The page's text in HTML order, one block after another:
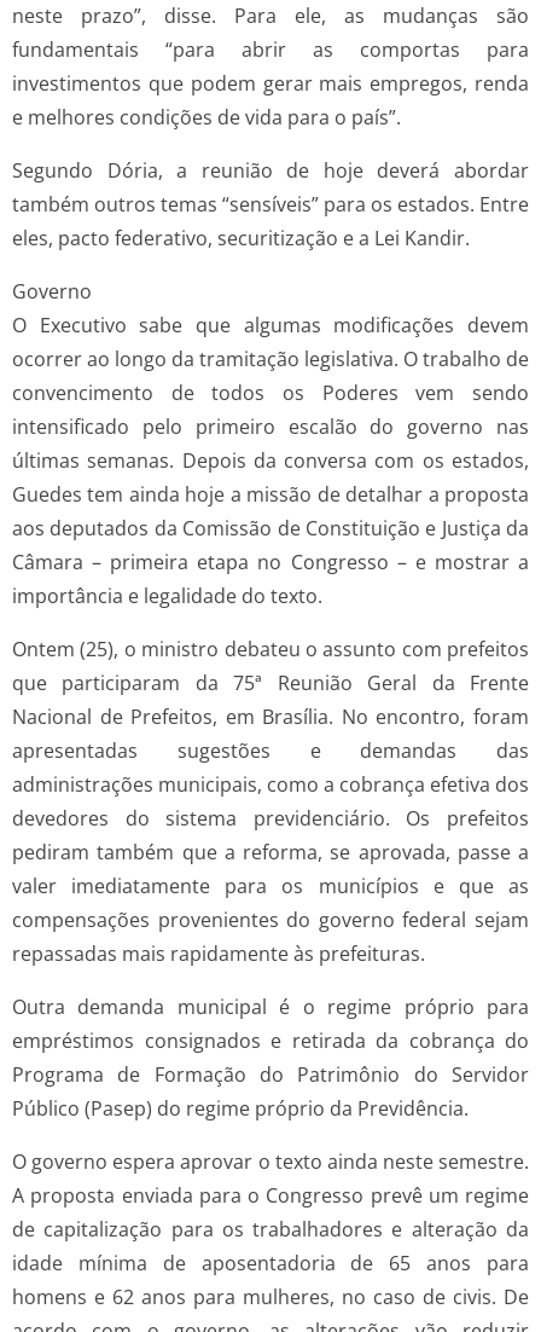
neste prazo”, disse. Para ele, as mudanças são
fundamentais “para abrir as comportas para
investimentos que podem gerar mais empregos, renda
e melhores condições de vida para o país”.
Segundo Dória, a reunião de hoje deverá abordar
também outros temas “sensíveis” para os estados. Entre
eles, pacto federativo, securitização e a Lei Kandir.
Governo
O Executivo sabe que algumas modificações devem
ocorrer ao longo da tramitação legislativa. O trabalho de
convencimento de todos os Poderes vem sendo
intensificado pelo primeiro escalão do governo nas
últimas semanas. Depois da conversa com os estados,
Guedes tem ainda hoje a missão de detalhar a proposta
aos deputados da Comissão de Constituição e Justiça da
Câmara – primeira etapa no Congresso – e mostrar a
importância e legalidade do texto.
Ontem (25), o ministro debateu o assunto com prefeitos
que participaram da 75ª Reunião Geral da Frente
Nacional de Prefeitos, em Brasília. No encontro, foram
apresentadas sugestões e demandas das
administrações municipais, como a cobrança efetiva dos
devedores do sistema previdenciário. Os prefeitos
pediram também que a reforma, se aprovada, passe a
valer imediatamente para os municípios e que as
compensações provenientes do governo federal sejam
repassadas mais rapidamente às prefeituras.
Outra demanda municipal é o regime próprio para
empréstimos consignados e retirada da cobrança do
Programa de Formação do Patrimônio do Servidor
Público (Pasep) do regime próprio da Previdência.
O governo espera aprovar o texto ainda neste semestre.
A proposta enviada para o Congresso prevê um regime
de capitalização para os trabalhadores e alteração da
idade mínima de aposentadoria de 65 anos para
homens e 62 anos para mulheres, no caso de civis. De